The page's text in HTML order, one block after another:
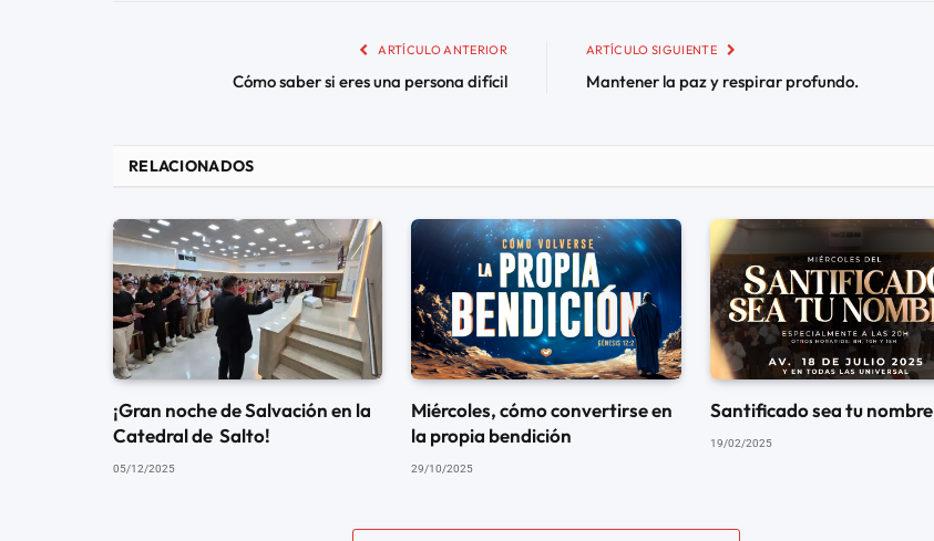
ARTÍCULO ANTERIOR
Cómo saber si eres una persona difícil
ARTÍCULO SIGUIENTE
Mantener la paz y respirar profundo.
RELACIONADOS
¡Gran noche de Salvación en la
Catedral de Salto!
05/12/2025
Miércoles, cómo convertirse en
la propia bendición
29/10/2025
Santificado sea tu nombre
19/02/2025